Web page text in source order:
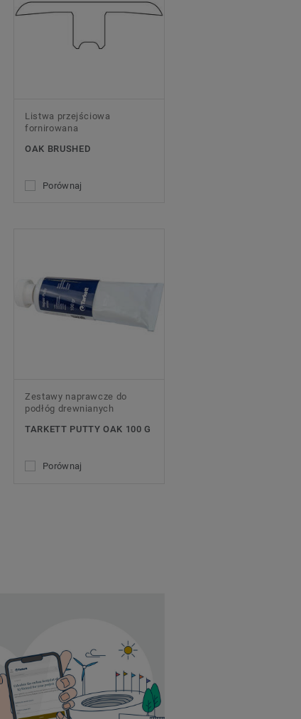
Listwa przejściowa
fornirowana
OAK BRUSHED
Porównaj
Zestawy naprawcze do
podłóg drewnianych
TARKETT PUTTY OAK 100 G
Porównaj